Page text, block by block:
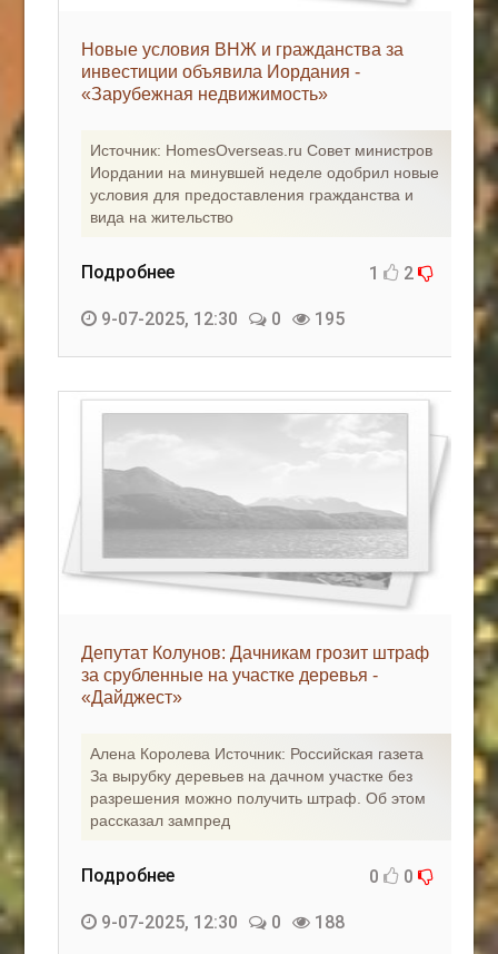
Новые условия ВНЖ и гражданства за
инвестиции объявила Иордания -
«Зарубежная недвижимость»
Источник: HomesOverseas.ru Совет министров
Иордании на минувшей неделе одобрил новые
условия для предоставления гражданства и
вида на жительство
Подробнее 1 2
9-07-2025, 12:30 0 195
Депутат Колунов: Дачникам грозит штраф
за срубленные на участке деревья -
«Дайджест»
Алена Королева Источник: Российская газета
За вырубку деревьев на дачном участке без
разрешения можно получить штраф. Об этом
рассказал зампред
Подробнее 0 0
9-07-2025, 12:30 0 188